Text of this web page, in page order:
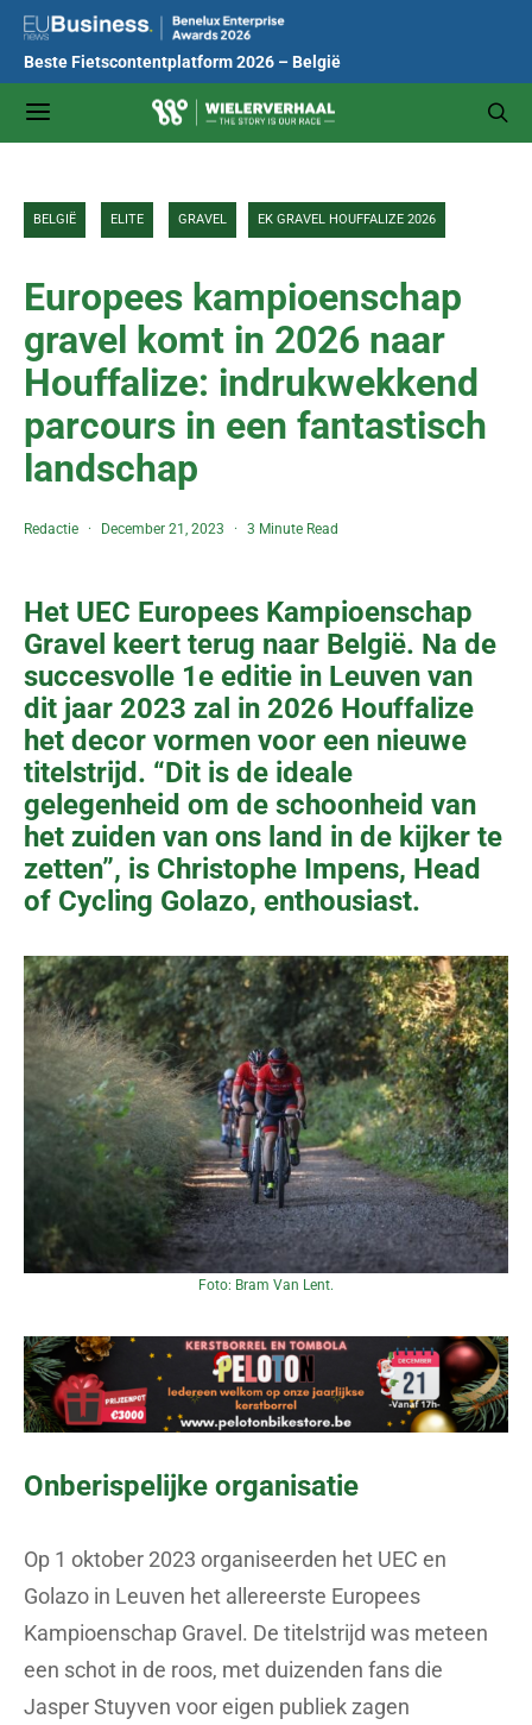
Beste Fietscontentplatform 2026 – België
BELGIË ELITE GRAVEL EK GRAVEL HOUFFALIZE 2026
Europees kampioenschap
gravel komt in 2026 naar
Houffalize: indrukwekkend
parcours in een fantastisch
landschap
Redactie December 21, 2023 3 Minute Read
Het UEC Europees Kampioenschap
Gravel keert terug naar België. Na de
succesvolle 1e editie in Leuven van
dit jaar 2023 zal in 2026 Houffalize
het decor vormen voor een nieuwe
titelstrijd. “Dit is de ideale
gelegenheid om de schoonheid van
het zuiden van ons land in de kijker te
zetten”, is Christophe Impens, Head
of Cycling Golazo, enthousiast.
Foto: Bram Van Lent.
Onberispelijke organisatie
Op 1 oktober 2023 organiseerden het UEC en
Golazo in Leuven het allereerste Europees
Kampioenschap Gravel. De titelstrijd was meteen
een schot in de roos, met duizenden fans die
Jasper Stuyven voor eigen publiek zagen